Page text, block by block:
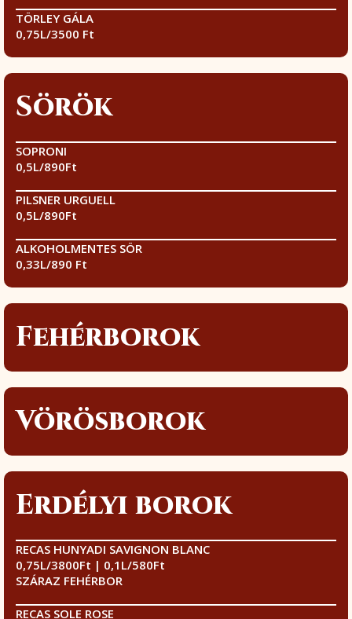
TÖRLEY GÁLA
0,75L/3500 Ft
Sörök
SOPRONI
0,5L/890Ft
PILSNER URGUELL
0,5L/890Ft
ALKOHOLMENTES SÖR
0,33L/890 Ft
Fehérborok
Vörösborok
Erdélyi borok
RECAS HUNYADI SAVIGNON BLANC
0,75L/3800Ft | 0,1L/580Ft
SZÁRAZ FEHÉRBOR
RECAS SOLE ROSE